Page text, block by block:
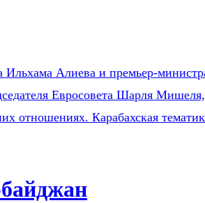
Алиева и премьер-
Евросовета Шарля
отношениях. Карабахская